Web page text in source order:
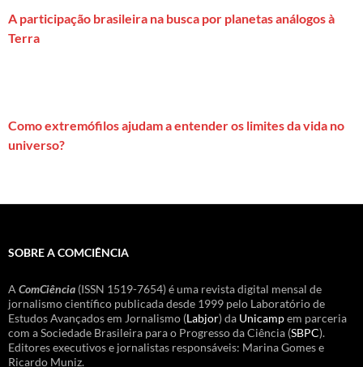
A participação brasileira na busca por planetas análogos à
Terra
Como extremófilos ajudam a entender os limites da vida no
universo?
SOBRE A COMCIÊNCIA
A ComCiência (ISSN 1519-7654) é uma revista digital mensal de
jornalismo científico publicada desde 1999 pelo Laboratório de
Estudos Avançados em Jornalismo (Labjor) da Unicampem parceria
com a Sociedade Brasileira para o Progresso da Ciência (SBPC).
Editores executivos e jornalistas responsáveis: Marina Gomes e
Ricardo Muniz.